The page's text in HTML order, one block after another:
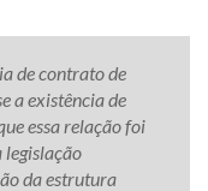
de contrato de
a existência de
essa relação foi
da estrutura